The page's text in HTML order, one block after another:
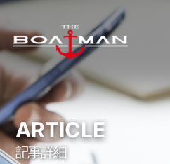
ボートで遊ぶ
ボートを買う
ボートを売る
ARTICLE
記事詳細